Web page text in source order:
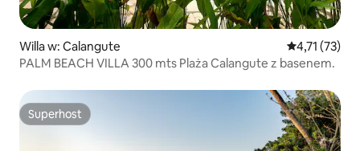
Willa w: Calangute Średnia
4,71 (73)
PALM BEACH VILLA 300 mts Plaża Calangute z basenem.
Superhost
Superhost